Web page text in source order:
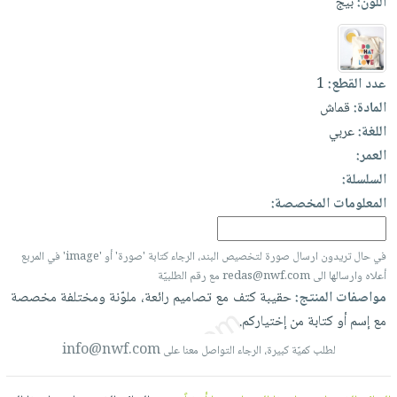
العناية
بالأسنان
الحمية
والتغذية
أدوات
المائدة
الأوعية
والتخزين
أدوات
المطبخ
الأكثر
مبيعاً
العودة
للمدارس
اكسسوارات
كتب
منزلية
اكسسوارات
ملابس
مطرزات
حقائب
حلي
عناية
بالذات
شحن
مجاني
بنود
مختارة
اشتراكات
كل
الاشتراكات
صندوق
القراءة
iKitab
بلا
حدود
متقدم
نيل
وفرات
عن
الشركة
سياسة
الشركة
حسابك
عدد القطع:1
المادة:قماش
اللغة:عربي
العمر:
السلسلة:
المعلومات المخصصة:
في حال تريدون ارسال صورة لتخصيص البند، الرجاء كتابة 'صورة' أو 'image' في المربع
أعلاه وارسالها الى redas@nwf.com مع رقم الطلبيّة
مواصفات المنتج:حقيبةكتف معتصاميم رائعة، ملوّنة ومختلفة مخصصة
معإسمأوكتابة منإختياركم.
لطلب كميّة كبيرة، الرجاء التواصل معنا علىinfo@nwf.com